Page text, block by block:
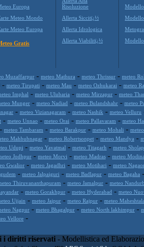
Europa
Meteo Mondo
Meteo Europa
Gratis
Risoluzione
Allerta Siccitï¿½
Allerta Idrologica
Allerta Viabilitï¿½
Modello
Muzaffarpur - meteo Mathura - meteo Thrissur - meteo
- meteo Tirupati - meteo Mau - meteo Ozhukarai - meteo
Imphal - meteo Ulubaria - meteo Mirzapur - meteo
Munger - meteo Nadiad - meteo Bulandshahr - meteo
- meteo Vizianagaram - meteo Nashik - meteo Velluru
- meteo Unnao - meteo Orai - meteo Pallavaram - meteo
- meteo Tambaram - meteo Barakpur - meteo Mohali -
Mahbubnagar - meteo Robertsonpet - meteo Mandya -
Udupi - meteo Yavatmal - meteo Titagarh - meteo
Jodhpur - meteo Morvi - meteo Madras - meteo
Gwalior - meteo Jagadhri - meteo Motihari - meteo
- meteo Jalpaiguri - meteo Badlapur - meteo Bagaha
Thiruvananthapuram - meteo Jamalpur - meteo
- meteo Gorakhpur - meteo Hyderabad - meteo
Ujjain - meteo Jaipur - meteo Rajpur - meteo
Nagpur - meteo Bhagalpur - meteo North lakhimpur -
Vellore -
i diritti riservati - Modellistica ed